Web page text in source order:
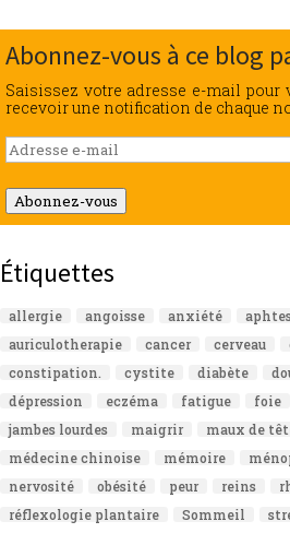
Abonnez-vous à ce blog
Saisissez votre adresse e-mail pour
recevoir une notification de chaque
Adresse
e-
mail
Abonnez-vous
Étiquettes
allergie angoisse anxiété
auriculotherapie
cancer cerveau
constipation.
cystite diabète
dépression
eczéma fatigue foie
jambes lourdes
maigrir maux de
médecine chinoise
mémoire
nervosité
obésité peur reins
réflexologie plantaire
Sommeil